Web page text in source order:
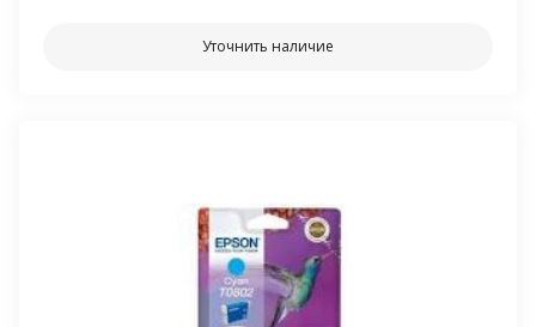
Уточнить наличие